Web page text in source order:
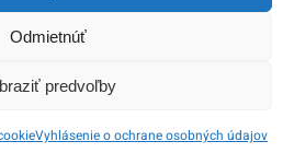
Odmietnúť
predvoľby
Vyhlásenie o ochrane osobných údajov
All rights reserved.